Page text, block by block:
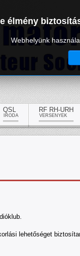
QSL
IRODA
RF RH-URH
VERSENYEK
lehetőséget
élmény
Webhelyünk